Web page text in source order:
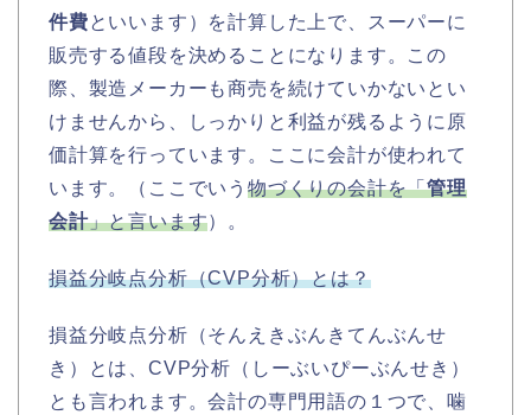
件費といいます）を計算した上で、スーパーに
販売する値段を決めることになります。この
際、製造メーカーも商売を続けていかないとい
けませんから、しっかりと利益が残るように原
価計算を行っています。ここに会計が使われて
います。（ここでいう物づくりの会計を「管理
会計」と言います）。
損益分岐点分析（CVP分析）とは？
損益分岐点分析（そんえきぶんきてんぶんせ
き）とは、CVP分析（しーぶいぴーぶんせき）
とも言われます。会計の専門用語の１つで、噛